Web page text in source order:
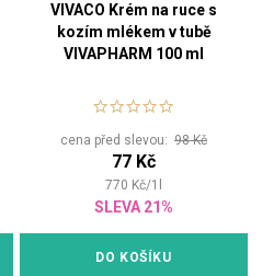
VIVACO Krém na ruce s
kozím mlékem v tubě
VIVAPHARM 100 ml
cena před slevou: 98 Kč
77 Kč
770 Kč/1
SLEVA 21%
DO KOŠÍKU